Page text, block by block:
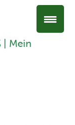
| Mein